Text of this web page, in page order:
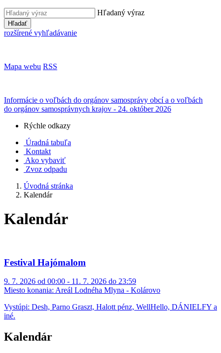
Hľadaný výraz
Hľadať
rozšírené vyhľadávanie
Mapa webu RSS
Informácie o voľbách do orgánov samosprávy obcí a o voľbách
do orgánov samosprávnych krajov - 24. október 2026
Rýchle odkazy
Úradná tabuľa
Kontakt
Ako vybaviť
Zvoz odpadu
Úvodná stránka
Kalendár
Kalendár
Festival Hajómalom
9. 7. 2026 od 00:00 - 11. 7. 2026 do 23:59
Miesto konania: Areál Lodnéha Mlyna - Kolárovo
Vystúpi: Desh, Parno Graszt, Halott pénz, WellHello, DÁNIELFY a
iné.
Kalendár